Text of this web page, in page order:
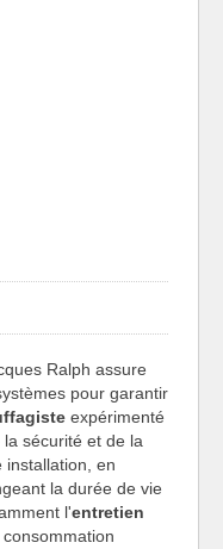
Ralph assure
pour garantir
expérimenté
sécurité et de la
installation, en
la durée de vie
l'entretien
consommation